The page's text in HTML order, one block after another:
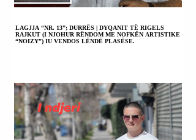
LAGJJA “NR. 13”; DURRËS | DYQANIT TË RIGELS
RAJKUT (I NJOHUR RËNDOM ME NOFKËN ARTISTIKE
“NOIZY”) IU VENDOS LËNDË PLASËSE.